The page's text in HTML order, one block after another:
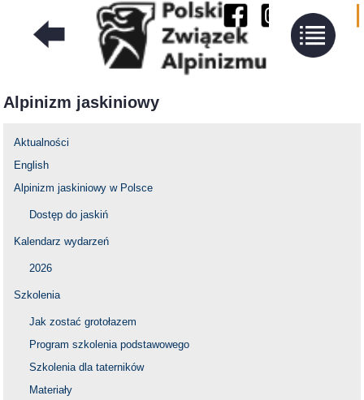
Alpinizm jaskiniowy
Aktualności
English
Alpinizm jaskiniowy w Polsce
Dostęp do jaskiń
Kalendarz wydarzeń
2026
Szkolenia
Jak zostać grotołazem
Program szkolenia podstawowego
Szkolenia dla taterników
Materiały